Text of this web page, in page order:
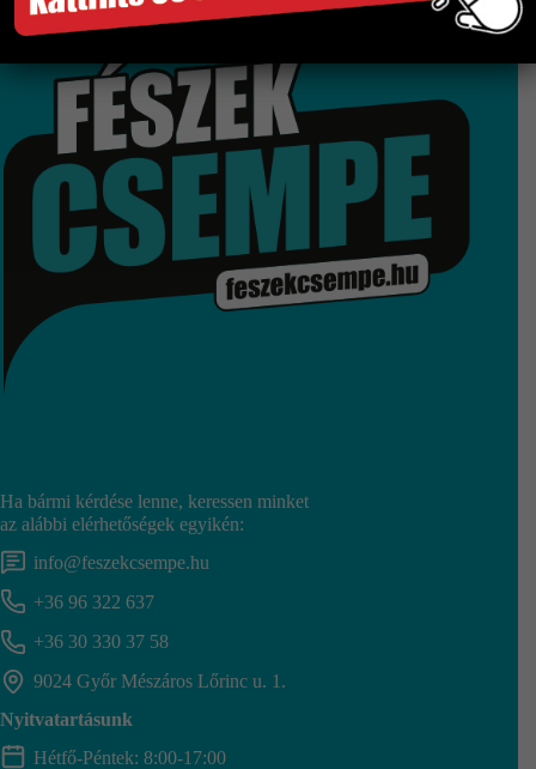
Több száz termék raktárról
Ha bármi kérdése lenne, keressen minket
az alábbi elérhetőségek egyikén:
info@feszekcsempe.hu
+36 96 322 637
+36 30 330 37 58
9024 Győr Mészáros Lőrinc u. 1.
Nyitvatartásunk
Hétfő-Péntek: 8:00-17:00